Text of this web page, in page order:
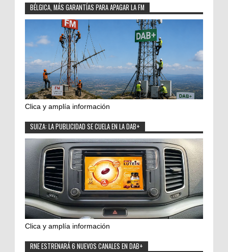
BÉLGICA, MÁS GARANTÍAS PARA APAGAR LA FM
Clica y amplía información
SUIZA: LA PUBLICIDAD SE CUELA EN LA DAB+
Clica y amplía información
RNE ESTRENARÁ 6 NUEVOS CANALES EN DAB+